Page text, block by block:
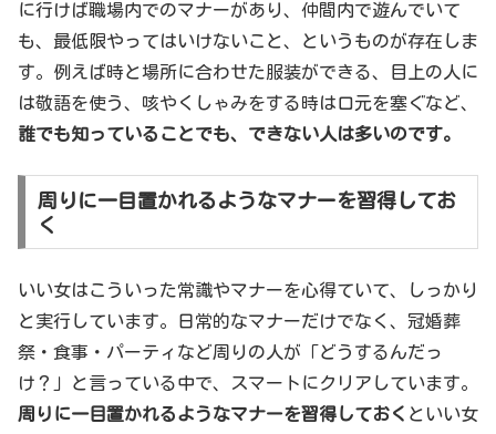
に行けば職場内でのマナーがあり、仲間内で遊んでいて
も、最低限やってはいけないこと、というものが存在しま
す。例えば時と場所に合わせた服装ができる、目上の人に
は敬語を使う、咳やくしゃみをする時は口元を塞ぐなど、
誰でも知っていることでも、できない人は多いのです。
周りに一目置かれるようなマナーを習得してお
く
いい女はこういった常識やマナーを心得ていて、しっかり
と実行しています。日常的なマナーだけでなく、冠婚葬
祭・食事・パーティなど周りの人が「どうするんだっ
け？」と言っている中で、スマートにクリアしています。
周りに一目置かれるようなマナーを習得しておく といい女